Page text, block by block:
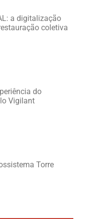
a digitalização
coletiva
do
Vigilant
Torre